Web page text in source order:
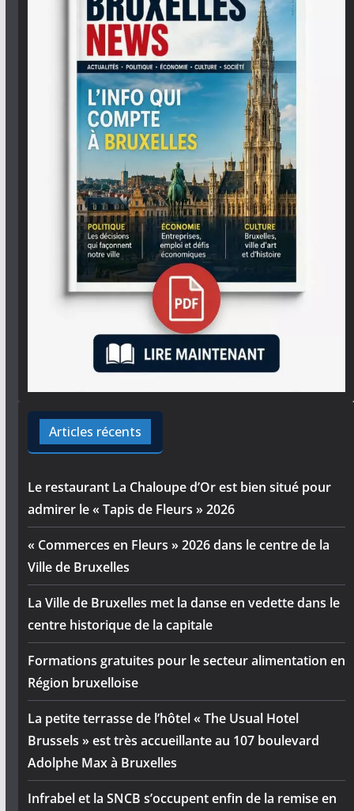
Articles récents
Le restaurant La Chaloupe d’Or est bien situé pour
admirer le « Tapis de Fleurs » 2026
« Commerces en Fleurs » 2026 dans le centre de la
Ville de Bruxelles
La Ville de Bruxelles met la danse en vedette dans le
centre historique de la capitale
Formations gratuites pour le secteur alimentation en
Région bruxelloise
La petite terrasse de l’hôtel « The Usual Hotel
Brussels » est très accueillante au 107 boulevard
Adolphe Max à Bruxelles
Infrabel et la SNCB s’occupent enfin de la remise en